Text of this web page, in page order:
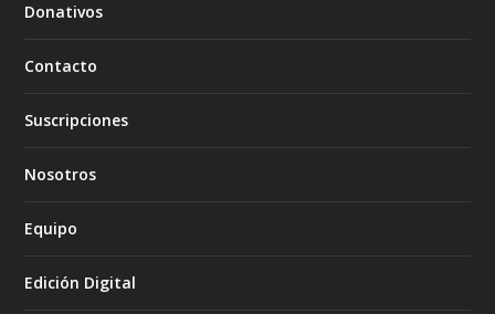
Donativos
Contacto
Suscripciones
Nosotros
Equipo
Edición Digital